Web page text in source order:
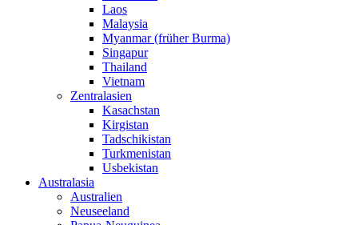
Laos
Malaysia
Myanmar (früher Burma)
Singapur
Thailand
Vietnam
Zentralasien
Kasachstan
Kirgistan
Tadschikistan
Turkmenistan
Usbekistan
Australasia
Australien
Neuseeland